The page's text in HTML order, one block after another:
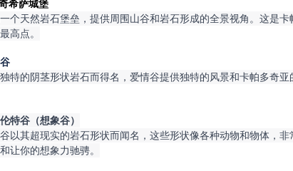
希萨城堡
个天然岩石堡垒，提供周围山谷和岩石形成的全景视角。这是卡
高点。
特的阴茎形状岩石而得名，爱情谷提供独特的风景和卡帕多奇亚
特谷（想象谷）
以其超现实的岩石形状而闻名，这些形状像各种动物和物体，非
让你的想象力驰骋。